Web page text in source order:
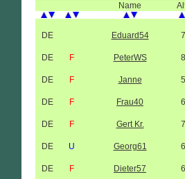
Name
DE Eduard54
DE F PeterWS
DE F Janne
DE F Frau40
DE F Gert Kr.
DE U Georg61
DE F Dieter57